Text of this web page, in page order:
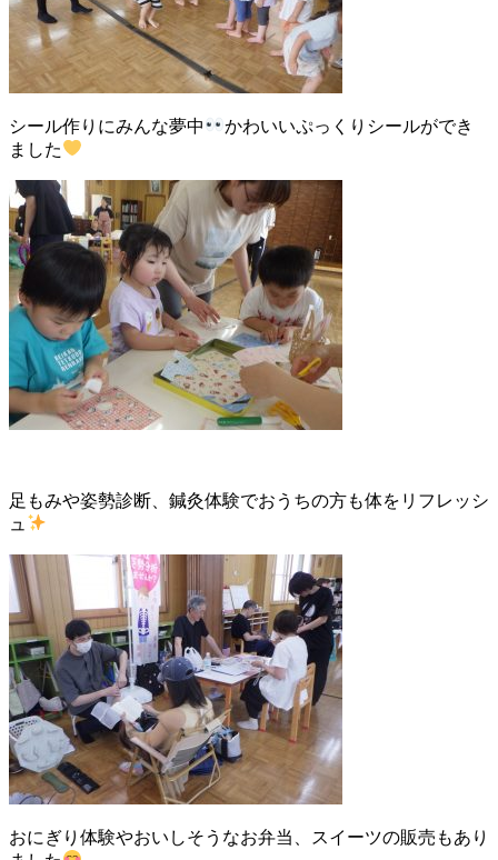
シール作りにみんな夢中
かわいいぷっくりシールができ
ました
足もみや姿勢診断、鍼灸体験でおうちの方も体をリフレッシ
ュ
おにぎり体験やおいしそうなお弁当、スイーツの販売もあり